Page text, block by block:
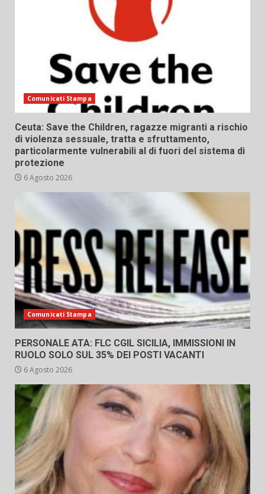
Comunicati Stampa
Ceuta: Save the Children, ragazze migranti a rischio
di violenza sessuale, tratta e sfruttamento,
particolarmente vulnerabili al di fuori del sistema di
protezione
6 Agosto 2026
Comunicati Stampa
PERSONALE ATA: FLC CGIL SICILIA, IMMISSIONI IN
RUOLO SOLO SUL 35% DEI POSTI VACANTI
6 Agosto 2026